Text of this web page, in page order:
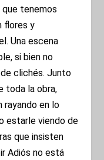
que tenemos
flores y
Una escena
si bien no
clichés. Junto
toda la obra,
rayando en lo
estarle viendo de
que insisten
Adiós no está